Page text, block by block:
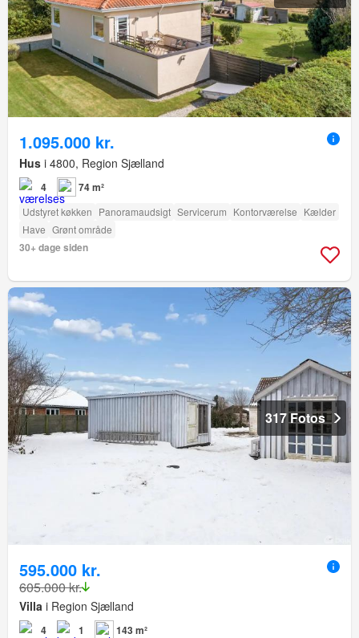
1.095.000 kr.
Hus i 4800, Region Sjælland
4 74 m²
Udstyret køkken Panoramaudsigt Servicerum Kontorværelse Kælder
Have Grønt område
30+ dage siden
317 Fotos
595.000 kr.
605.000 kr.
Villa i Region Sjælland
4 1 143 m²